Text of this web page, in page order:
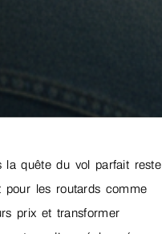
la quête du vol parfait reste
pour les routards comme
prix et transformer